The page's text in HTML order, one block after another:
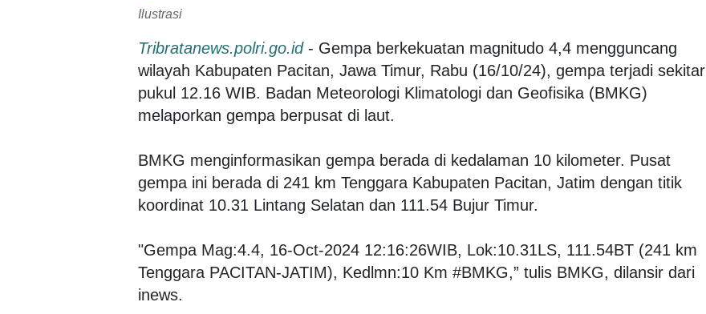
Ilustrasi
Tribratanews.polri.go.id - Gempa berkekuatan magnitudo 4,4 mengguncang
wilayah Kabupaten Pacitan, Jawa Timur, Rabu (16/10/24), gempa terjadi sekitar
pukul 12.16 WIB. Badan Meteorologi Klimatologi dan Geofisika (BMKG)
melaporkan gempa berpusat di laut.
BMKG menginformasikan gempa berada di kedalaman 10 kilometer. Pusat
gempa ini berada di 241 km Tenggara Kabupaten Pacitan, Jatim dengan titik
koordinat 10.31 Lintang Selatan dan 111.54 Bujur Timur.
"Gempa Mag:4.4, 16-Oct-2024 12:16:26WIB, Lok:10.31LS, 111.54BT (241 km
Tenggara PACITAN-JATIM), Kedlmn:10 Km #BMKG,” tulis BMKG, dilansir dari
inews.